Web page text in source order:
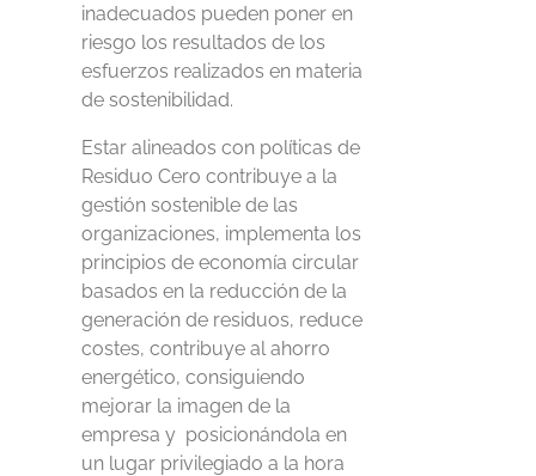
inadecuados pueden poner en
riesgo los resultados de los
esfuerzos realizados en materia
desostenibilidad.
Estar alineados con políticas de
Residuo Cero contribuye a la
gestión sostenible de las
organizaciones, implementa los
principios de economía circular
basados en la reducción de la
generación de residuos, reduce
costes, contribuye al ahorro
energético, consiguiendo
mejorar la imagen de la
empresa y posicionándola en
un lugar privilegiado a la hora